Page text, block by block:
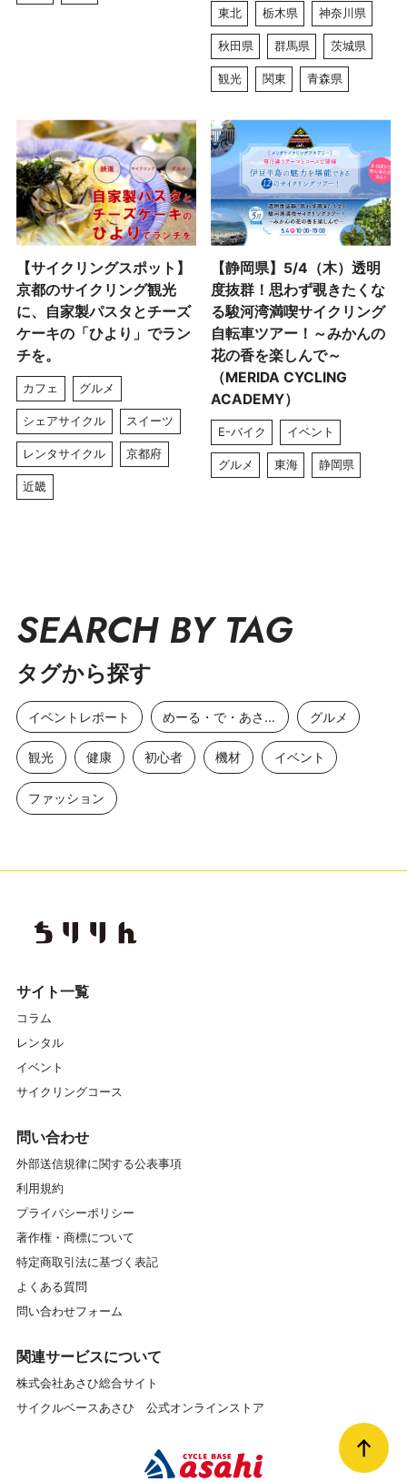
東北 栃木県 神奈川県
秋田県 群馬県 茨城県
観光 関東 青森県
【サイクリングスポット】
京都のサイクリング観光
に、自家製パスタとチーズ
ケーキの「ひより」でラン
チを。
カフェ グルメ
シェアサイクル スイーツ
レンタサイクル 京都府
近畿
【静岡県】5/4（木）透明
度抜群！思わず覗きたくな
る駿河湾満喫サイクリング
自転車ツアー！～みかんの
花の香を楽しんで～
（MERIDA CYCLING
ACADEMY）
E-バイク イベント
グルメ 東海 静岡県
SEARCH BY TAG
タグから探す
イベントレポート めーる・で・あさひ グルメ
観光 健康 初心者 機材 イベント
ファッション
サイト一覧
コラム
レンタル
イベント
サイクリングコース
問い合わせ
外部送信規律に関する公表事項
利用規約
プライバシーポリシー
著作権・商標について
特定商取引法に基づく表記
よくある質問
問い合わせフォーム
関連サービスについて
株式会社あさひ総合サイト
サイクルベースあさひ 公式オンラインストア